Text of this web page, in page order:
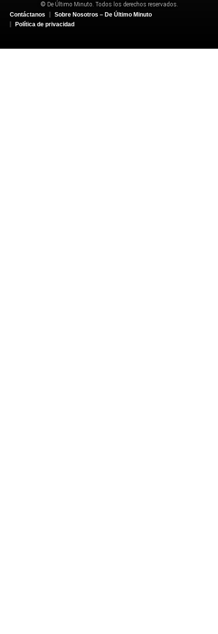
© De Último Minuto. Todos los derechos reservados.
Contáctanos
Sobre Nosotros – De Último Minuto
Política de privacidad